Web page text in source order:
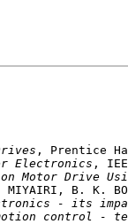
Electronics
Motor Drive
MIYAIRI, B. K.
- its
control -